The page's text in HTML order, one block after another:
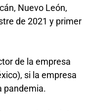
Nuevo León,
de 2021 y primer
de la empresa
si la empresa
pandemia.